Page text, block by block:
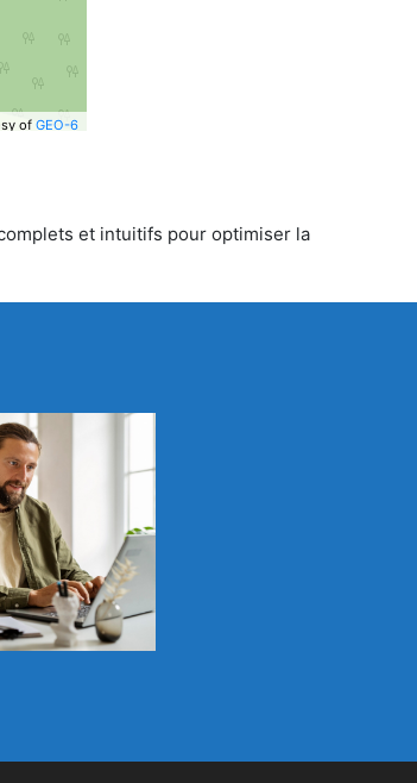
of GEO-6
et intuitifs pour optimiser la